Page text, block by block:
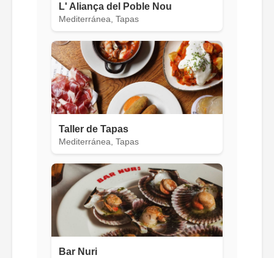
L' Aliança del Poble Nou
Mediterránea, Tapas
Taller de Tapas
Mediterránea, Tapas
Bar Nuri